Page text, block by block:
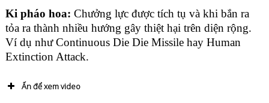
Ki pháo hoa: Chưởng lực được tích tụ và khi bắn ra
tỏa ra thành nhiều hướng gây thiệt hại trên diện rộng.
Ví dụ như Continuous Die Die Missile hay Human
Extinction Attack.
Ấn để xem video